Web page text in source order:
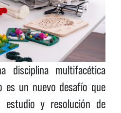
disciplina multifacética
es un nuevo desafío que
estudio y resolución de